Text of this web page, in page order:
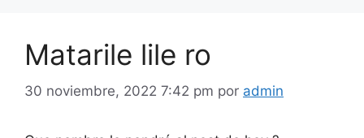
Matarile lile ro
30 noviembre, 2022 7:42 pm por admin